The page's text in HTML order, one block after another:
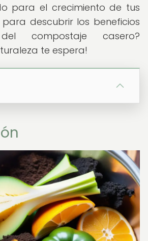
para el crecimiento de tus
para descubrir los beneficios
compostaje casero?
te espera!